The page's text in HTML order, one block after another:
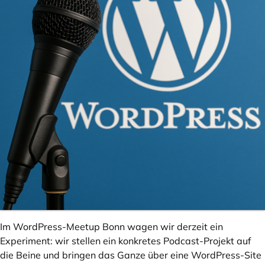
Im WordPress-Meetup Bonn wagen wir derzeit ein
Experiment: wir stellen ein konkretes Podcast-Projekt auf
die Beine und bringen das Ganze über eine WordPress-Site